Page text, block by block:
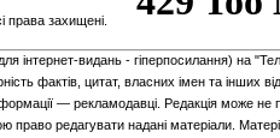
права захищені.
iнтернет-видань - гiперпосилання) на
фактів, цитат, власних імен та інших
— рекламодавці. Редакція може не
право редагувати надані матеріали.